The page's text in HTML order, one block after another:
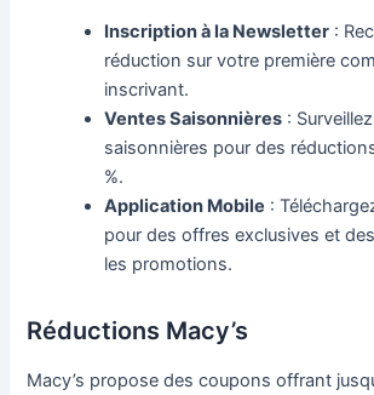
Inscription à la Newsletter :
réduction sur votre première
inscrivant.
Ventes Saisonnières :
saisonnières pour des
%.
Application Mobile :
pour des offres exclusives et
les promotions.
Réductions Macy’s
Macy’s propose des coupons offrant